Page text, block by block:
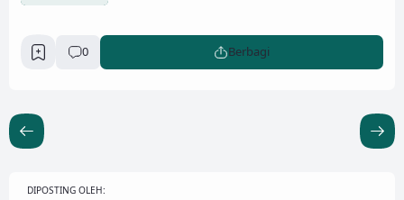
0 Berbagi
DIPOSTING OLEH: